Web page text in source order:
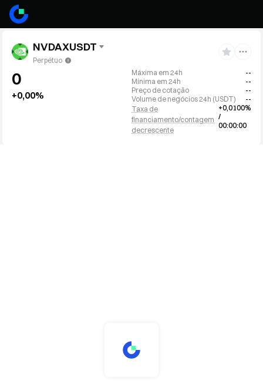
NVDAXUSDT
Perpétuo
0
+0,00%
Máxima em 24h
--
Mínima em 24h
--
Preço de cotação
--
Volume de negócios 24h (USDT)
--
Taxa de
financiamento/contagem
decrescente
+0,0100%
/
00:00:00